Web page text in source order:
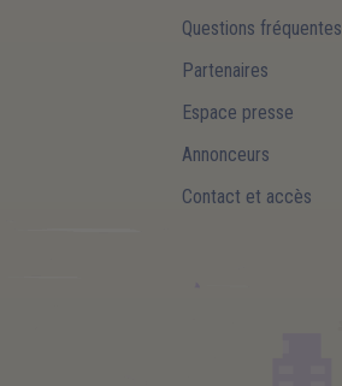
Questions fréquentes
Partenaires
Espace presse
Annonceurs
Contact et accès